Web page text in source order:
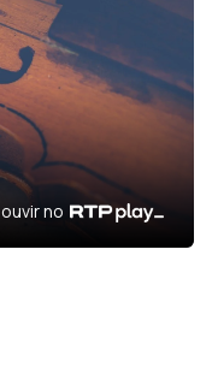
ouvir no RTP Play
ouvir no